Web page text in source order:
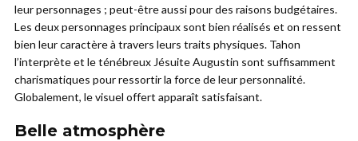
leur personnages ; peut-être aussi pour des raisons budgétaires.
Les deux personnages principaux sont bien réalisés et on ressent
bien leur caractère à travers leurs traits physiques. Tahon
l’interprète et le ténébreux Jésuite Augustin sont suffisamment
charismatiques pour ressortir la force de leur personnalité.
Globalement, le visuel offert apparaît satisfaisant.
Belle atmosphère